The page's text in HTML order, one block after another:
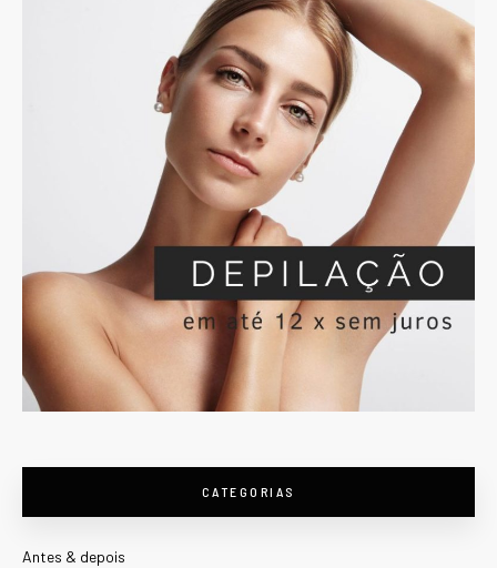
CATEGORIAS
Antes & depois